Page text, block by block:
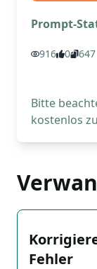
Prompt-
916 0 647
Bitte
kostenlos
Fehler